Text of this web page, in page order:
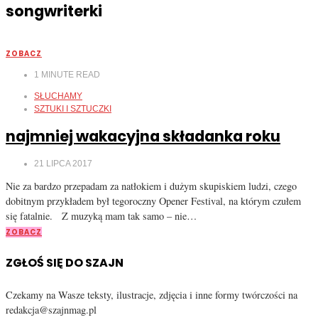
songwriterki
ZOBACZ
1 MINUTE READ
SŁUCHAMY
SZTUKI I SZTUCZKI
najmniej wakacyjna składanka roku
21 LIPCA 2017
Nie za bardzo przepadam za natłokiem i dużym skupiskiem ludzi, czego
dobitnym przykładem był tegoroczny Opener Festival, na którym czułem
się fatalnie. Z muzyką mam tak samo – nie…
ZOBACZ
ZGŁOŚ SIĘ DO SZAJN
Czekamy na Wasze teksty, ilustracje, zdjęcia i inne formy twórczości na
redakcja@szajnmag.pl